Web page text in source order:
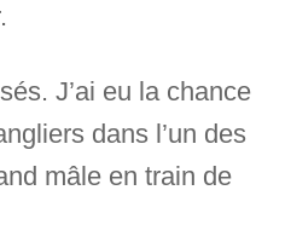
J’ai eu la chance
dans l’un des
mâle en train de